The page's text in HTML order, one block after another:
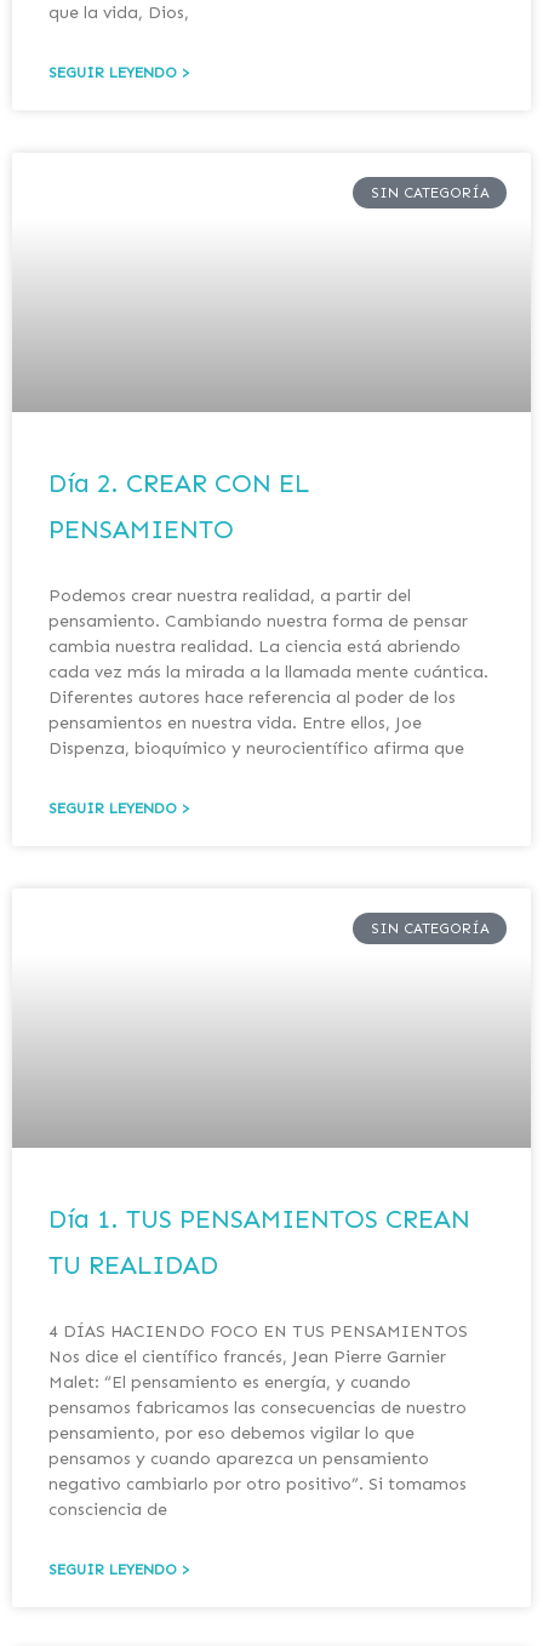
que la vida, Dios,
SEGUIR LEYENDO >
SIN CATEGORÍA
Día 2. CREAR CON EL
PENSAMIENTO
Podemos crear nuestra realidad, a partir del
pensamiento. Cambiando nuestra forma de pensar
cambia nuestra realidad. La ciencia está abriendo
cada vez más la mirada a la llamada mente cuántica.
Diferentes autores hace referencia al poder de los
pensamientos en nuestra vida. Entre ellos, Joe
Dispenza, bioquímico y neurocientífico afirma que
SEGUIR LEYENDO >
SIN CATEGORÍA
Día 1. TUS PENSAMIENTOS CREAN
TU REALIDAD
4 DÍAS HACIENDO FOCO EN TUS PENSAMIENTOS
Nos dice el científico francés, Jean Pierre Garnier
Malet: “El pensamiento es energía, y cuando
pensamos fabricamos las consecuencias de nuestro
pensamiento, por eso debemos vigilar lo que
pensamos y cuando aparezca un pensamiento
negativo cambiarlo por otro positivo”. Si tomamos
consciencia de
SEGUIR LEYENDO >